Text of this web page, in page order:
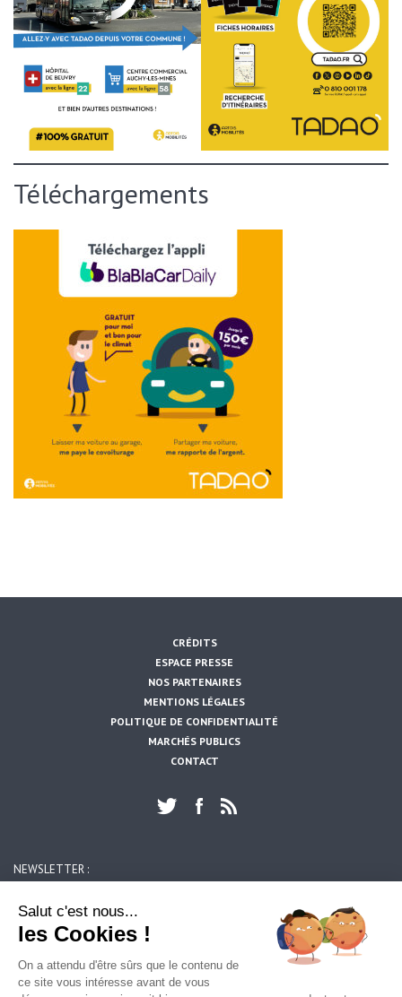
Téléchargements
CRÉDITS
ESPACE PRESSE
NOS PARTENAIRES
MENTIONS LÉGALES
POLITIQUE DE CONFIDENTIALITÉ
MARCHÉS PUBLICS
CONTACT
NEWSLETTER :
ARTOIS MOBILITES
39, rue du 14 juillet
62300 LENS
Salut c'est nous...
les Cookies !
On a attendu d'être sûrs que le contenu de
ce site vous intéresse avant de vous